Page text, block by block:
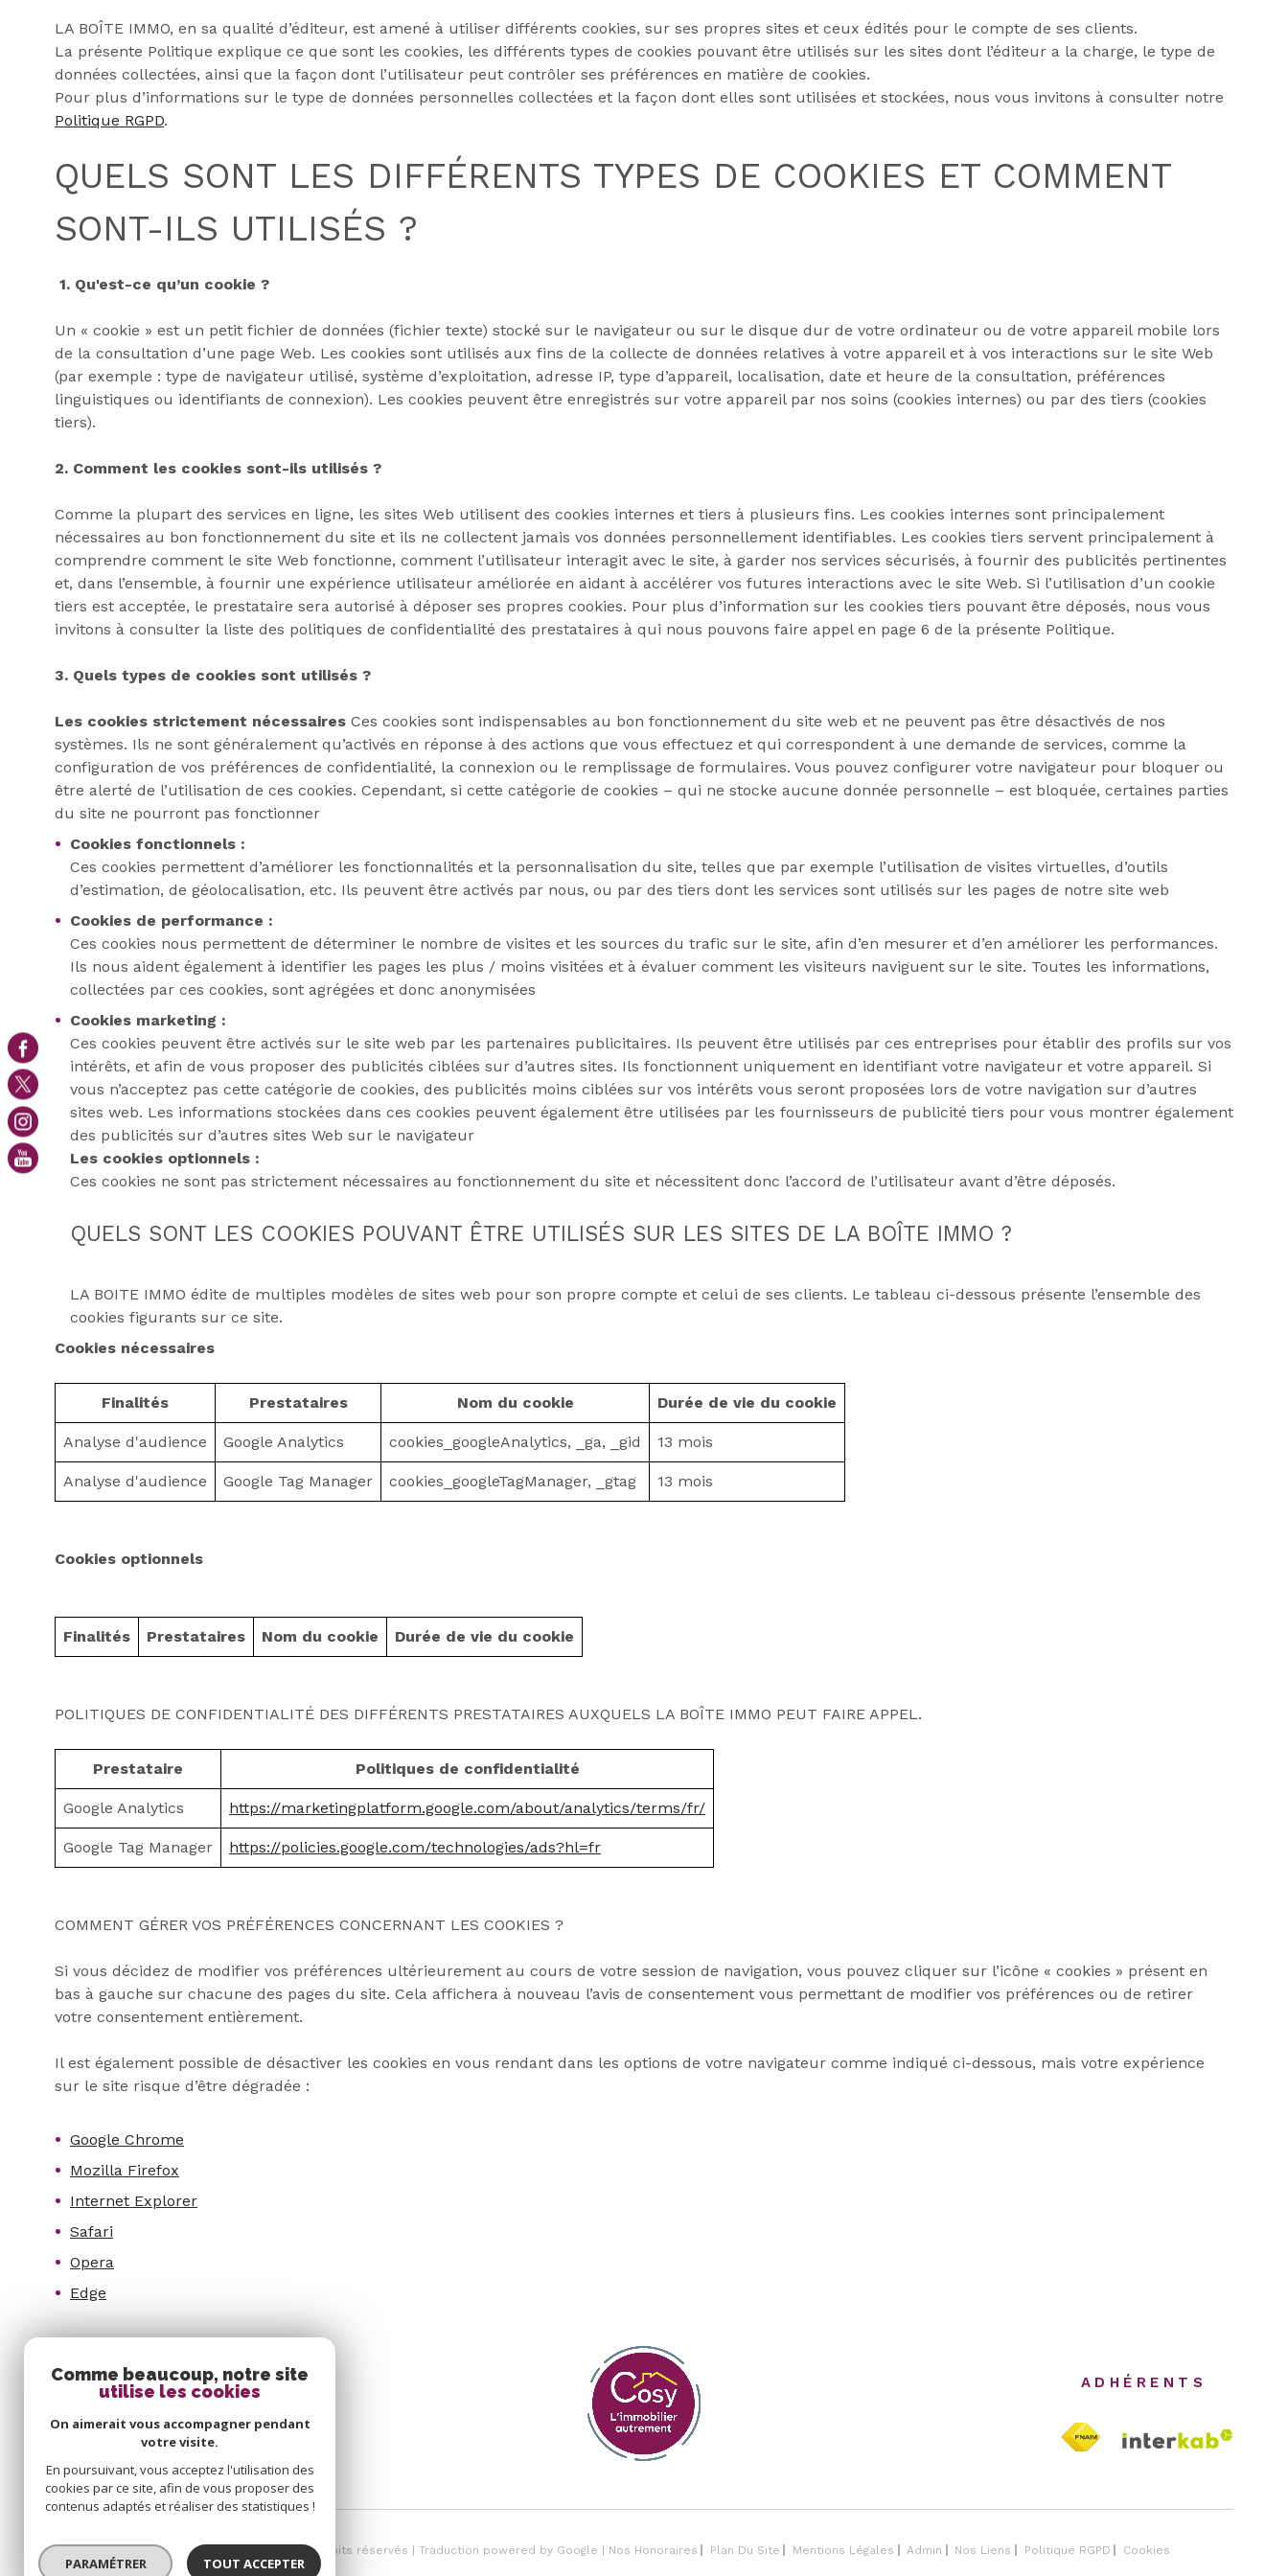
LA BOÎTE IMMO, en sa qualité d’éditeur, est amené à utiliser différents cookies, sur ses propres sites et ceux édités pour le compte de ses clients.
La présente Politique explique ce que sont les cookies, les différents types de cookies pouvant être utilisés sur les sites dont l’éditeur a la charge, le type de
données collectées, ainsi que la façon dont l’utilisateur peut contrôler ses préférences en matière de cookies.
Pour plus d’informations sur le type de données personnelles collectées et la façon dont elles sont utilisées et stockées, nous vous invitons à consulter notre
Politique RGPD.
QUELS SONT LES DIFFÉRENTS TYPES DE COOKIES ET COMMENT
SONT-ILS UTILISÉS ?
1. Qu'est-ce qu’un cookie ?
Un « cookie » est un petit fichier de données (fichier texte) stocké sur le navigateur ou sur le disque dur de votre ordinateur ou de votre appareil mobile lors
de la consultation d’une page Web. Les cookies sont utilisés aux fins de la collecte de données relatives à votre appareil et à vos interactions sur le site Web
(par exemple : type de navigateur utilisé, système d’exploitation, adresse IP, type d’appareil, localisation, date et heure de la consultation, préférences
linguistiques ou identifiants de connexion). Les cookies peuvent être enregistrés sur votre appareil par nos soins (cookies internes) ou par des tiers (cookies
tiers).
2. Comment les cookies sont-ils utilisés ?
Comme la plupart des services en ligne, les sites Web utilisent des cookies internes et tiers à plusieurs fins. Les cookies internes sont principalement
nécessaires au bon fonctionnement du site et ils ne collectent jamais vos données personnellement identifiables. Les cookies tiers servent principalement à
comprendre comment le site Web fonctionne, comment l’utilisateur interagit avec le site, à garder nos services sécurisés, à fournir des publicités pertinentes
et, dans l’ensemble, à fournir une expérience utilisateur améliorée en aidant à accélérer vos futures interactions avec le site Web. Si l’utilisation d’un cookie
tiers est acceptée, le prestataire sera autorisé à déposer ses propres cookies. Pour plus d’information sur les cookies tiers pouvant être déposés, nous vous
invitons à consulter la liste des politiques de confidentialité des prestataires à qui nous pouvons faire appel en page 6 de la présente Politique.
3. Quels types de cookies sont utilisés ?
Les cookies strictement nécessaires Ces cookies sont indispensables au bon fonctionnement du site web et ne peuvent pas être désactivés de nos
systèmes. Ils ne sont généralement qu’activés en réponse à des actions que vous effectuez et qui correspondent à une demande de services, comme la
configuration de vos préférences de confidentialité, la connexion ou le remplissage de formulaires. Vous pouvez configurer votre navigateur pour bloquer ou
être alerté de l’utilisation de ces cookies. Cependant, si cette catégorie de cookies – qui ne stocke aucune donnée personnelle – est bloquée, certaines parties
du site ne pourront pas fonctionner
Cookies fonctionnels :
Ces cookies permettent d’améliorer les fonctionnalités et la personnalisation du site, telles que par exemple l’utilisation de visites virtuelles, d’outils
d’estimation, de géolocalisation, etc. Ils peuvent être activés par nous, ou par des tiers dont les services sont utilisés sur les pages de notre site web
Cookies de performance :
Ces cookies nous permettent de déterminer le nombre de visites et les sources du trafic sur le site, afin d’en mesurer et d’en améliorer les performances.
Ils nous aident également à identifier les pages les plus / moins visitées et à évaluer comment les visiteurs naviguent sur le site. Toutes les informations,
collectées par ces cookies, sont agrégées et donc anonymisées
Cookies marketing :
Ces cookies peuvent être activés sur le site web par les partenaires publicitaires. Ils peuvent être utilisés par ces entreprises pour établir des profils sur vos
intérêts, et afin de vous proposer des publicités ciblées sur d’autres sites. Ils fonctionnent uniquement en identifiant votre navigateur et votre appareil. Si
vous n’acceptez pas cette catégorie de cookies, des publicités moins ciblées sur vos intérêts vous seront proposées lors de votre navigation sur d’autres
sites web. Les informations stockées dans ces cookies peuvent également être utilisées par les fournisseurs de publicité tiers pour vous montrer également
des publicités sur d’autres sites Web sur le navigateur
Les cookies optionnels :
Ces cookies ne sont pas strictement nécessaires au fonctionnement du site et nécessitent donc l’accord de l’utilisateur avant d’être déposés.
QUELS SONT LES COOKIES POUVANT ÊTRE UTILISÉS SUR LES SITES DE LA BOÎTE IMMO ?
LA BOITE IMMO édite de multiples modèles de sites web pour son propre compte et celui de ses clients. Le tableau ci-dessous présente l’ensemble des
cookies figurants sur ce site.
Cookies nécessaires
Finalités Prestataires Nom du cookie Durée de vie du cookie
Analyse d'audience Google Analytics cookies_googleAnalytics, _ga, _gid 13 mois
Analyse d'audience Google Tag Manager cookies_googleTagManager, _gtag 13 mois
Cookies optionnels
Finalités Prestataires Nom du cookie Durée de vie du cookie
POLITIQUES DE CONFIDENTIALITÉ DES DIFFÉRENTS PRESTATAIRES AUXQUELS LA BOÎTE IMMO PEUT FAIRE APPEL.
Prestataire Politiques de confidentialité
Google Analytics https://marketingplatform.google.com/about/analytics/terms/fr/
Google Tag Manager https://policies.google.com/technologies/ads?hl=fr
COMMENT GÉRER VOS PRÉFÉRENCES CONCERNANT LES COOKIES ?
Si vous décidez de modifier vos préférences ultérieurement au cours de votre session de navigation, vous pouvez cliquer sur l’icône « cookies » présent en
bas à gauche sur chacune des pages du site. Cela affichera à nouveau l’avis de consentement vous permettant de modifier vos préférences ou de retirer
votre consentement entièrement.
Il est également possible de désactiver les cookies en vous rendant dans les options de votre navigateur comme indiqué ci-dessous, mais votre expérience
sur le site risque d’être dégradée :
Google Chrome
Mozilla Firefox
Internet Explorer
Safari
Opera
Edge
SE CONNECTER
ESPACE PROPRIÉTAIRE
ADHÉRENTS
© 2026 | Tous droits réservés | Traduction powered by Google | Nos Honoraires Plan Du Site Mentions Légales Admin Nos Liens Politique RGPD Cookies
Comme beaucoup, notre site
utilise les cookies
On aimerait vous accompagner pendant
votre visite.
En poursuivant, vous acceptez l'utilisation des
cookies par ce site, afin de vous proposer des
contenus adaptés et réaliser des statistiques !
PARAMÉTRER TOUT ACCEPTER